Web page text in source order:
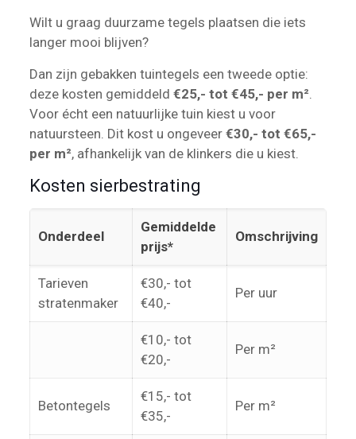
Wilt u graag duurzame tegels plaatsen die iets
langer mooi blijven?
Dan zijn gebakken tuintegels een tweede optie:
deze kosten gemiddeld €25,- tot €45,- per m².
Voor écht een natuurlijke tuin kiest u voor
natuursteen. Dit kost u ongeveer €30,- tot €65,-
per m², afhankelijk van de klinkers die u kiest.
Kosten sierbestrating
Onderdeel
Gemiddelde
prijs*
Omschrijving
Tarieven
stratenmaker
€30,- tot
€40,-
Per uur
€10,- tot
€20,-
Per m²
Betontegels
€15,- tot
€35,-
Per m²